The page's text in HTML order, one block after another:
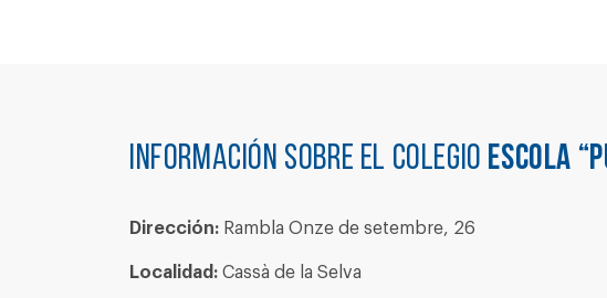
Información sobre el colegio ESCOLA
Dirección: Rambla Onze de setembre, 26
Localidad: Cassà de la Selva